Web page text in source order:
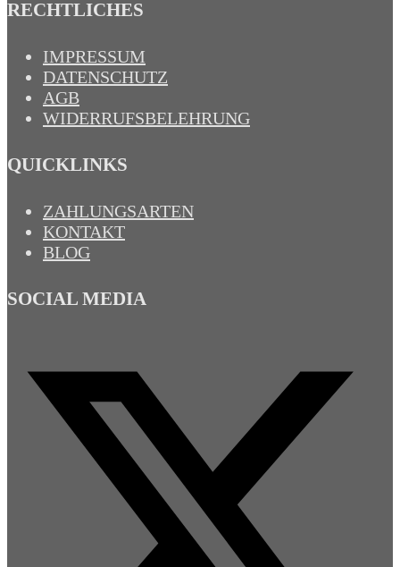
RECHTLICHES
IMPRESSUM
DATENSCHUTZ
AGB
WIDERRUFSBELEHRUNG
QUICKLINKS
ZAHLUNGSARTEN
KONTAKT
BLOG
SOCIAL MEDIA